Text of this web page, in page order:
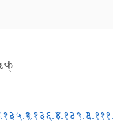
१.१३६.४१.१३९.३